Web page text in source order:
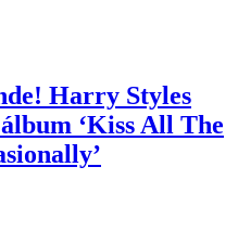
Harry Styles
‘Kiss All The